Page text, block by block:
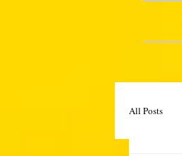
All Posts